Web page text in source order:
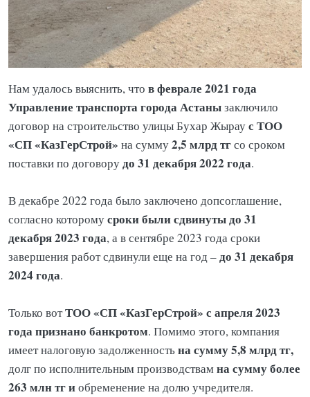
Нам удалось выяснить, что в феврале 2021 года
Управление транспорта города Астанызаключило
договор на строительство улицы Бухар Жыраус ТОО
«СП «КазГерСтрой» на сумму2,5 млрд тгсо сроком
поставки по договорудо 31 декабря 2022 года.
В декабре 2022 года было заключено допсоглашение,
согласно которомусроки были сдвинуты до 31
декабря 2023 года, а в сентябре 2023 года сроки
завершения работ сдвинули еще на год –до 31 декабря
2024 года.
Только вотТОО «СП «КазГерСтрой» с апреля 2023
года признано банкротом. Помимо этого, компания
имеет налоговую задолженностьна сумму 5,8 млрд тг,
долг по исполнительным производствамна сумму более
263 млн тг иобременение на долю учредителя.